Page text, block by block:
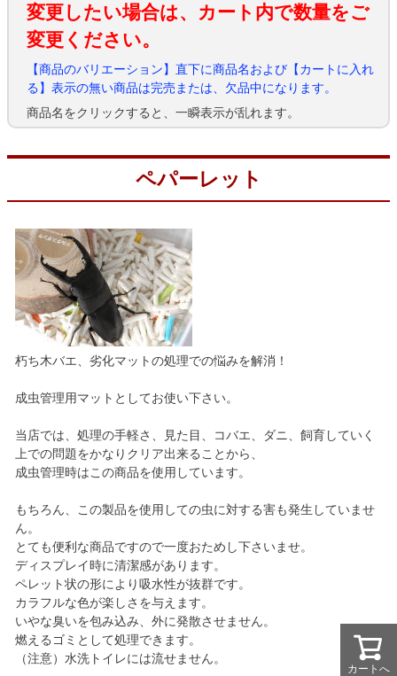
変更したい場合は、カート内で数量をご
変更ください。
【商品のバリエーション】直下に商品名および【カートに入れ
る】表示の無い商品は完売または、欠品中になります。
商品名をクリックすると、一瞬表示が乱れます。
ペパーレット
朽ち木バエ、劣化マットの処理での悩みを解消！
成虫管理用マットとしてお使い下さい。
当店では、処理の手軽さ、見た目、コバエ、ダニ、飼育していく
上での問題をかなりクリア出来ることから、
成虫管理時はこの商品を使用しています。
もちろん、この製品を使用しての虫に対する害も発生していませ
ん。
とても便利な商品ですので一度おためし下さいませ。
ディスプレイ時に清潔感があります。
ペレット状の形により吸水性が抜群です。
カラフルな色が楽しさを与えます。
いやな臭いを包み込み、外に発散させません。
燃えるゴミとして処理できます。
（注意）水洗トイレには流せません。
カートへ
カートへ